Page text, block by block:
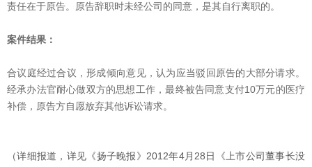
责任在于原告。原告辞职时未经公司的同意，是其自行离职的。
案件结果：
合议庭经过合议，形成倾向意见，认为应当驳回原告的大部分请求。
经承办法官耐心做双方的思想工作，最终被告同意支付10万元的医疗
补偿，原告方自愿放弃其他诉讼请求。
（详细报道，详见《扬子晚报》2012年4月28日《上市公司董事长没